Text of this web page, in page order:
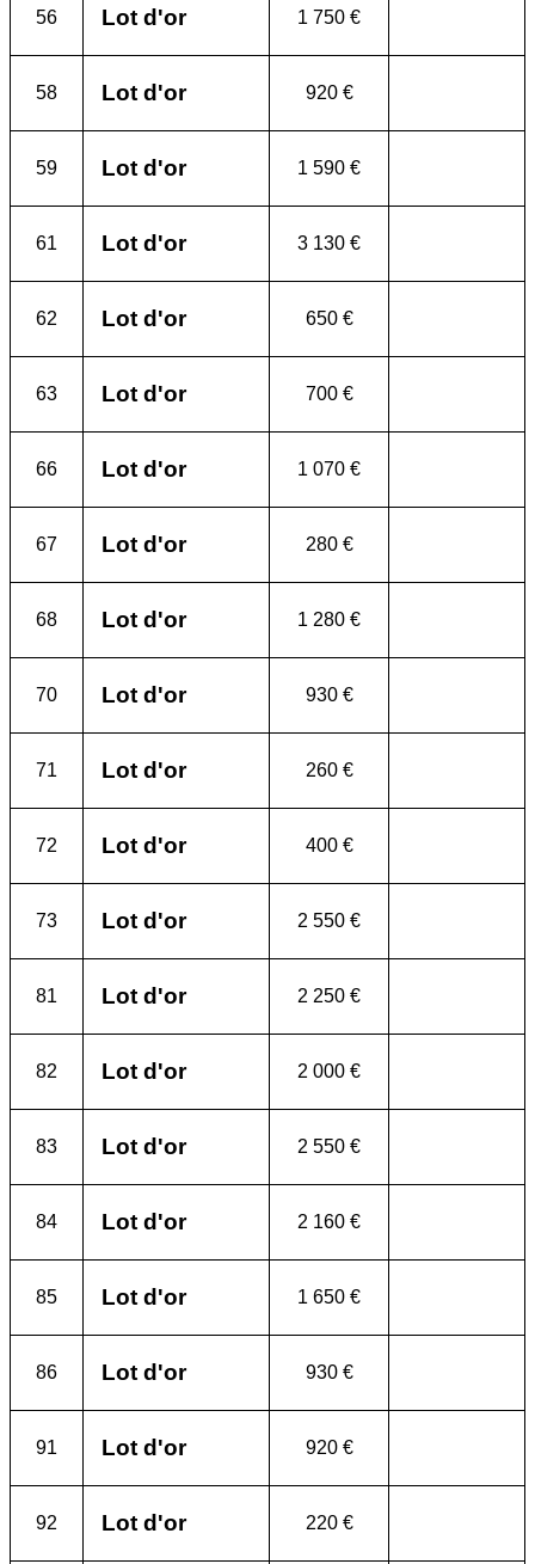
56 Lot d'or 1 750 €
58 Lot d'or 920 €
59 Lot d'or 1 590 €
61 Lot d'or 3 130 €
62 Lot d'or 650 €
63 Lot d'or 700 €
66 Lot d'or 1 070 €
67 Lot d'or 280 €
68 Lot d'or 1 280 €
70 Lot d'or 930 €
71 Lot d'or 260 €
72 Lot d'or 400 €
73 Lot d'or 2 550 €
81 Lot d'or 2 250 €
82 Lot d'or 2 000 €
83 Lot d'or 2 550 €
84 Lot d'or 2 160 €
85 Lot d'or 1 650 €
86 Lot d'or 930 €
91 Lot d'or 920 €
92 Lot d'or 220 €